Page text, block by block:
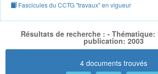
Fascicules du CCTG "travaux" en vigueur
Résultats de recherche : - Thématique:
publication: 2003
4 documents trouvés